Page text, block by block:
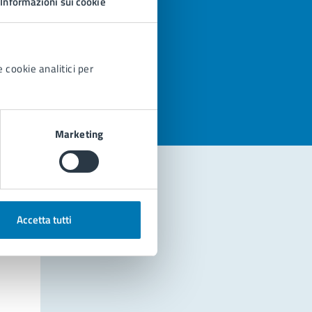
cookie analitici per
Marketing
Accetta tutti